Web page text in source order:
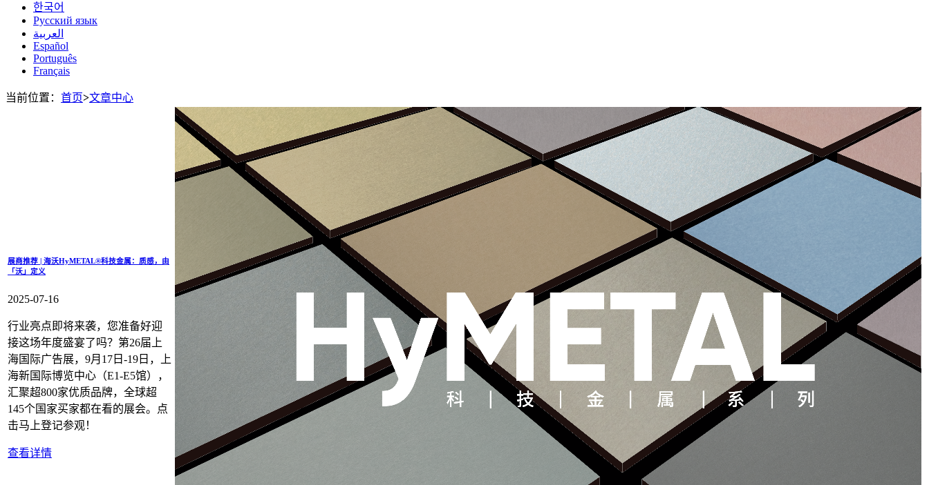
한국어
Русский язык
العربية
Español
Português
Français
当前位置： 首页>文章中心
展商推荐 | 海沃HyMETAL®科技金属：质感，由
「沃」定义
2025-07-16
行业亮点即将来袭，您准备好迎
接这场年度盛宴了吗？第26届上
海国际广告展，9月17日-19日，上
海新国际博览中心（E1-E5馆），
汇聚超800家优质品牌，全球超
145个国家买家都在看的展会。点
击马上登记参观！
查看详情